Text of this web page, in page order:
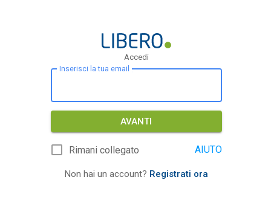
Accedi
Inserisci la tua email
AVANTI
Rimani collegato AIUTO
Non hai un account? Registrati ora